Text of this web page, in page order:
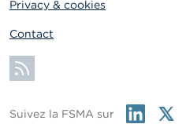
Privacy & cookies
Contact
S'abonner
Suivez la FSMA sur Linkedin